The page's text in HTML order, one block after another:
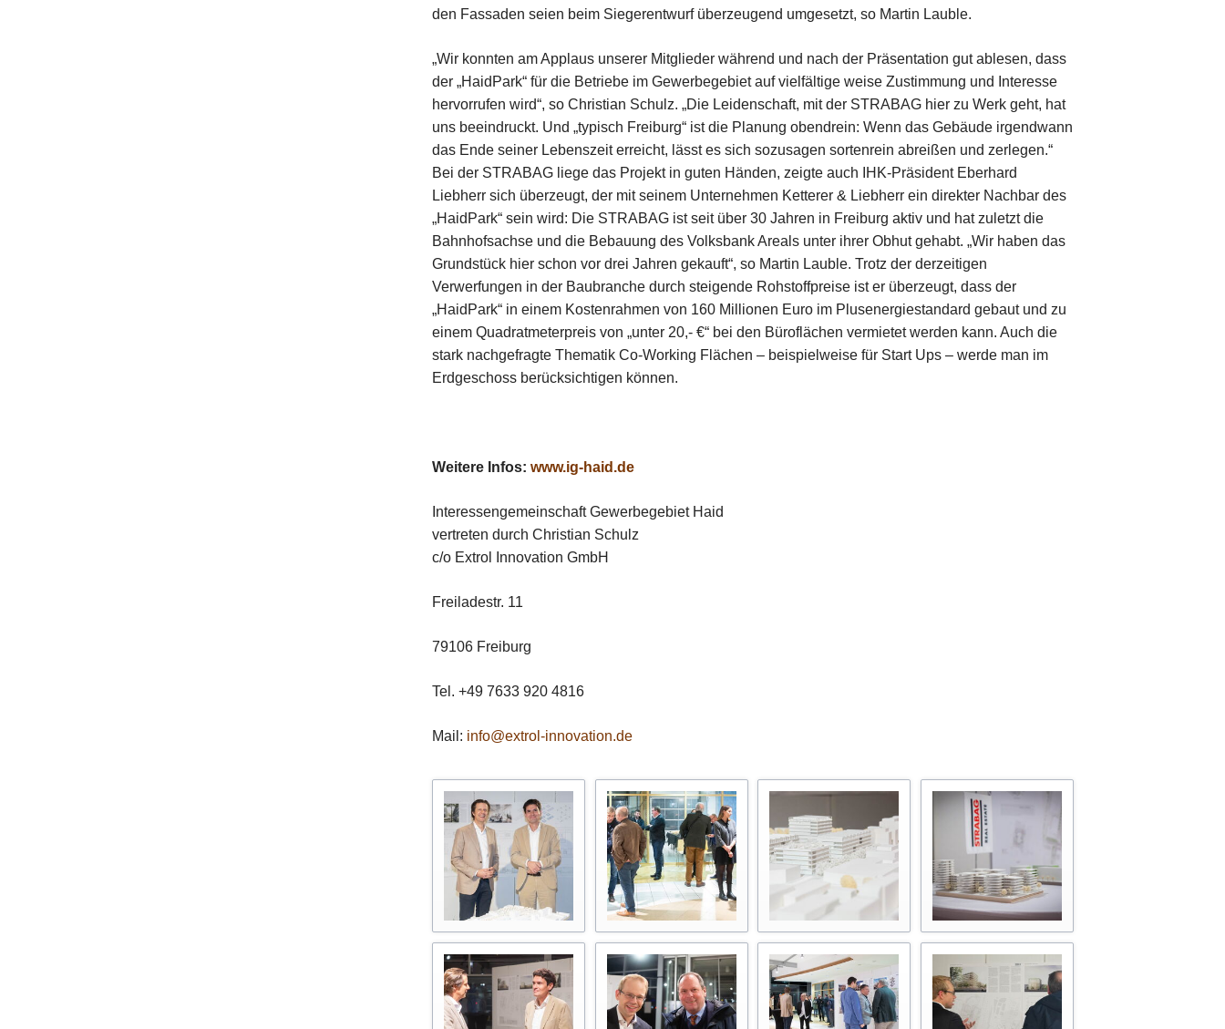
den Fassaden seien beim Siegerentwurf überzeugend umgesetzt, so Martin Lauble.
„Wir konnten am Applaus unserer Mitglieder während und nach der Präsentation gut ablesen, dass
der „HaidPark“ für die Betriebe im Gewerbegebiet auf vielfältige weise Zustimmung und Interesse
hervorrufen wird“, so Christian Schulz. „Die Leidenschaft, mit der STRABAG hier zu Werk geht, hat
uns beeindruckt. Und „typisch Freiburg“ ist die Planung obendrein: Wenn das Gebäude irgendwann
das Ende seiner Lebenszeit erreicht, lässt es sich sozusagen sortenrein abreißen und zerlegen.“
Bei der STRABAG liege das Projekt in guten Händen, zeigte auch IHK-Präsident Eberhard
Liebherr sich überzeugt, der mit seinem Unternehmen Ketterer & Liebherr ein direkter Nachbar des
„HaidPark“ sein wird: Die STRABAG ist seit über 30 Jahren in Freiburg aktiv und hat zuletzt die
Bahnhofsachse und die Bebauung des Volksbank Areals unter ihrer Obhut gehabt. „Wir haben das
Grundstück hier schon vor drei Jahren gekauft“, so Martin Lauble. Trotz der derzeitigen
Verwerfungen in der Baubranche durch steigende Rohstoffpreise ist er überzeugt, dass der
„HaidPark“ in einem Kostenrahmen von 160 Millionen Euro im Plusenergiestandard gebaut und zu
einem Quadratmeterpreis von „unter 20,- €“ bei den Büroflächen vermietet werden kann. Auch die
stark nachgefragte Thematik Co-Working Flächen – beispielweise für Start Ups – werde man im
Erdgeschoss berücksichtigen können.
Weitere Infos: www.ig-haid.de
Interessengemeinschaft Gewerbegebiet Haid
vertreten durch Christian Schulz
c/o Extrol Innovation GmbH
Freiladestr. 11
79106 Freiburg
Tel. +49 7633 920 4816
Mail: info@extrol-innovation.de